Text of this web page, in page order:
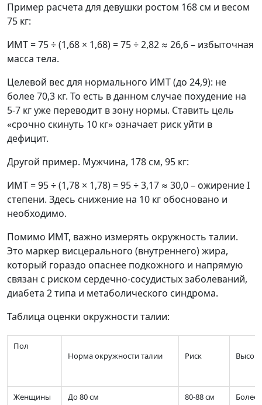
Пример расчета для девушки ростом 168 см и весом
75 кг:
ИМТ = 75 ÷ (1,68 × 1,68) = 75 ÷ 2,82 ≈ 26,6 – избыточная
масса тела.
Целевой вес для нормального ИМТ (до 24,9): не
более 70,3 кг. То есть в данном случае похудение на
5-7 кг уже переводит в зону нормы. Ставить цель
«срочно скинуть 10 кг» означает риск уйти в
дефицит.
Другой пример. Мужчина, 178 см, 95 кг:
ИМТ = 95 ÷ (1,78 × 1,78) = 95 ÷ 3,17 ≈ 30,0 – ожирение I
степени. Здесь снижение на 10 кг обосновано и
необходимо.
Помимо ИМТ, важно измерять окружность талии.
Это маркер висцерального (внутреннего) жира,
который гораздо опаснее подкожного и напрямую
связан с риском сердечно-сосудистых заболеваний,
диабета 2 типа и метаболического синдрома.
Таблица оценки окружности талии:
Пол
Норма окружности талии
Риск
Женщины До 80 см 80-88 см Более